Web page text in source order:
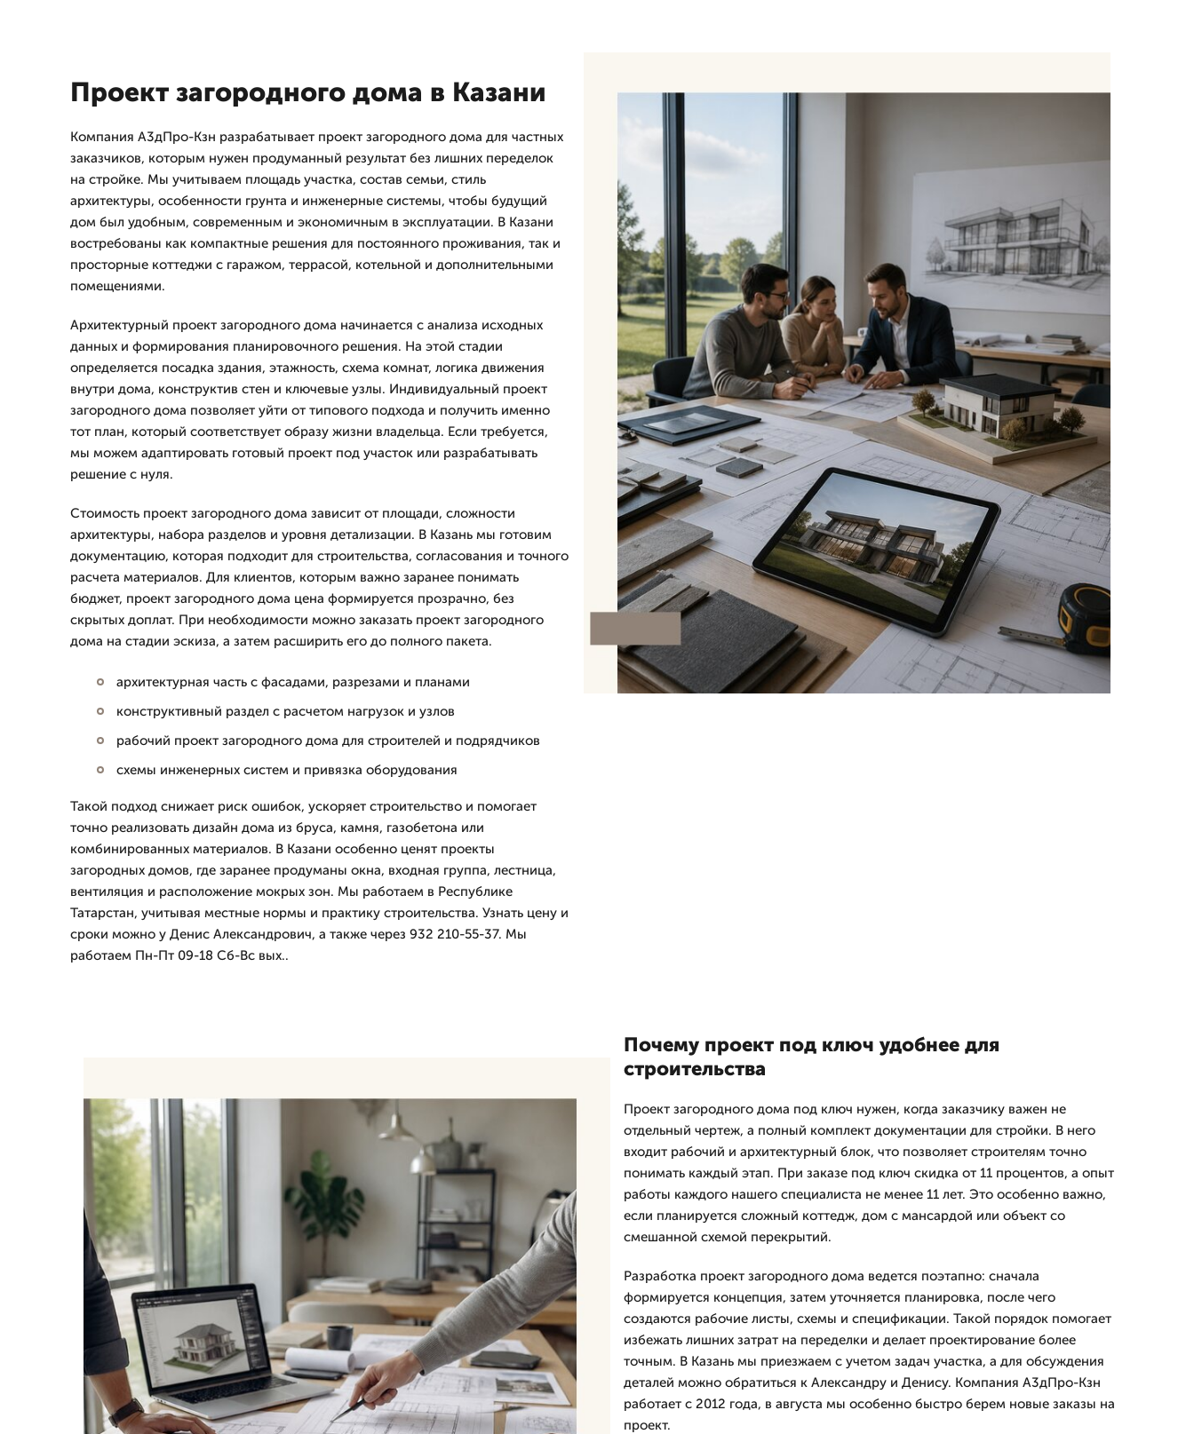
Проект загородного дома в Казани
Компания А3дПро-Кзн разрабатывает проект загородного дома для частных
заказчиков, которым нужен продуманный результат без лишних переделок
на стройке. Мы учитываем площадь участка, состав семьи, стиль
архитектуры, особенности грунта и инженерные системы, чтобы будущий
дом был удобным, современным и экономичным в эксплуатации. В Казани
востребованы как компактные решения для постоянного проживания, так и
просторные коттеджи с гаражом, террасой, котельной и дополнительными
помещениями.
Архитектурный проект загородного дома начинается с анализа исходных
данных и формирования планировочного решения. На этой стадии
определяется посадка здания, этажность, схема комнат, логика движения
внутри дома, конструктив стен и ключевые узлы. Индивидуальный проект
загородного дома позволяет уйти от типового подхода и получить именно
тот план, который соответствует образу жизни владельца. Если требуется,
мы можем адаптировать готовый проект под участок или разрабатывать
решение с нуля.
Стоимость проект загородного дома зависит от площади, сложности
архитектуры, набора разделов и уровня детализации. В Казань мы готовим
документацию, которая подходит для строительства, согласования и точного
расчета материалов. Для клиентов, которым важно заранее понимать
бюджет, проект загородного дома цена формируется прозрачно, без
скрытых доплат. При необходимости можно заказать проект загородного
дома на стадии эскиза, а затем расширить его до полного пакета.
архитектурная часть с фасадами, разрезами и планами
конструктивный раздел с расчетом нагрузок и узлов
рабочий проект загородного дома для строителей и подрядчиков
схемы инженерных систем и привязка оборудования
Такой подход снижает риск ошибок, ускоряет строительство и помогает
точно реализовать дизайн дома из бруса, камня, газобетона или
комбинированных материалов. В Казани особенно ценят проекты
загородных домов, где заранее продуманы окна, входная группа, лестница,
вентиляция и расположение мокрых зон. Мы работаем в Республике
Татарстан, учитывая местные нормы и практику строительства. Узнать цену и
сроки можно у Денис Александрович, а также через 932 210-55-37. Мы
работаем Пн-Пт 09-18 Сб-Вс вых..
Почему проект под ключ удобнее для
строительства
Проект загородного дома под ключ нужен, когда заказчику важен не
отдельный чертеж, а полный комплект документации для стройки. В него
входит рабочий и архитектурный блок, что позволяет строителям точно
понимать каждый этап. При заказе под ключ скидка от 11 процентов, а опыт
работы каждого нашего специалиста не менее 11 лет. Это особенно важно,
если планируется сложный коттедж, дом с мансардой или объект со
смешанной схемой перекрытий.
Разработка проект загородного дома ведется поэтапно: сначала
формируется концепция, затем уточняется планировка, после чего
создаются рабочие листы, схемы и спецификации. Такой порядок помогает
избежать лишних затрат на переделки и делает проектирование более
точным. В Казань мы приезжаем с учетом задач участка, а для обсуждения
деталей можно обратиться к Александру и Денису. Компания А3дПро-Кзн
работает с 2012 года, в августа мы особенно быстро берем новые заказы на
проект.